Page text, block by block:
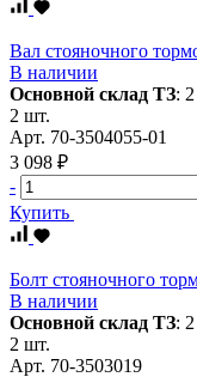
Вал стояночного
В наличии
Основной склад ТЗ:
2 шт.
Арт. 70-3504055-01
3 098 ₽
-
Купить
Болт стояночного
В наличии
Основной склад ТЗ:
2 шт.
Арт. 70-3503019